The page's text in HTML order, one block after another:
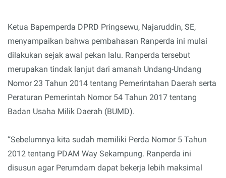
Ketua Bapemperda DPRD Pringsewu, Najaruddin, SE,
menyampaikan bahwa pembahasan Ranperda ini mulai
dilakukan sejak awal pekan lalu. Ranperda tersebut
merupakan tindak lanjut dari amanah Undang-Undang
Nomor 23 Tahun 2014 tentang Pemerintahan Daerah serta
Peraturan Pemerintah Nomor 54 Tahun 2017 tentang
Badan Usaha Milik Daerah (BUMD).
“Sebelumnya kita sudah memiliki Perda Nomor 5 Tahun
2012 tentang PDAM Way Sekampung. Ranperda ini
disusun agar Perumdam dapat bekerja lebih maksimal